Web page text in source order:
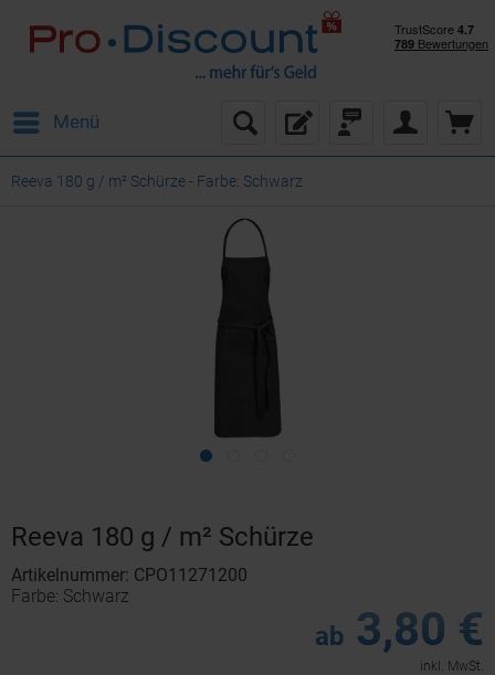
Menü
Reeva 180 g / m² Schürze - Farbe: Schwarz
Reeva 180 g / m² Schürze
Artikelnummer: CPO11271200
Farbe: Schwarz
ab 3,80 €
inkl. MwSt.